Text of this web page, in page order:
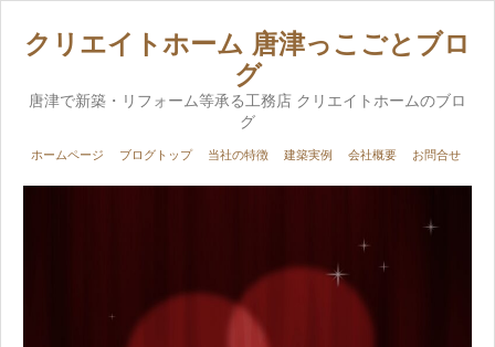
クリエイトホーム 唐津っこごとブロ
グ
唐津で新築・リフォーム等承る工務店 クリエイトホームのブロ
グ
ホームページ ブログトップ 当社の特徴 建築実例 会社概要 お問合せ